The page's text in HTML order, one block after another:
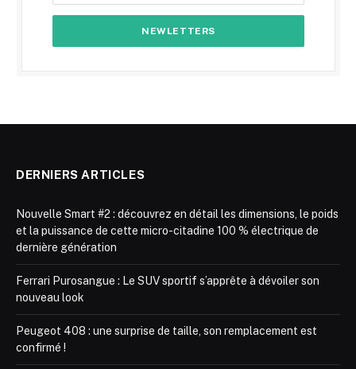
DERNIERS ARTICLES
Nouvelle Smart #2 : découvrez en détail les dimensions, le poids
et la puissance de cette micro-citadine 100 % électrique de
dernière génération
Ferrari Purosangue : Le SUV sportif s’apprête à dévoiler son
nouveau look
Peugeot 408 : une surprise de taille, son remplacement est
confirmé !